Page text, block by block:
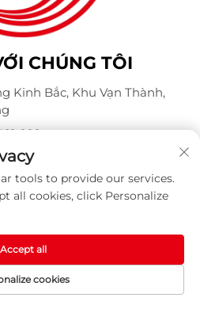
CHÚNG TÔI
Kinh Bắc, Khu Vạn Thành,
999
Động cơ Weite Chống Nổ
được bảo lưu -Chính sách bảo
-BLOG
tools to provide our services.
all cookies, click Personalize
cookies
Accept all